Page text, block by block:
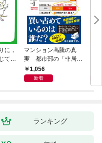
に，
てみ
マンション高騰の真
実 都市部の「非居住
化」が街を壊す
1,056
新着
ランキング